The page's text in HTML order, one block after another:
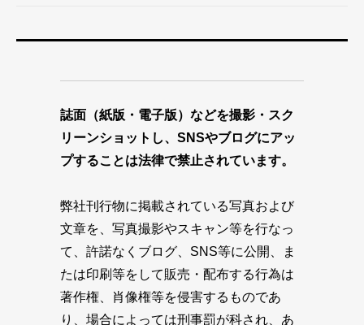
誌面（紙版・電子版）などを撮影・スク
リーンショットし、SNSやブログにアッ
プすることは法律で禁止されています。
弊社刊行物に掲載されている写真および
文章を、写真撮影やスキャン等を行なっ
て、許諾なくブログ、SNS等に公開、ま
たは印刷等をして販売・配布する行為は
著作権、肖像権等を侵害するものであ
り、場合によっては刑事罰が科され、あ